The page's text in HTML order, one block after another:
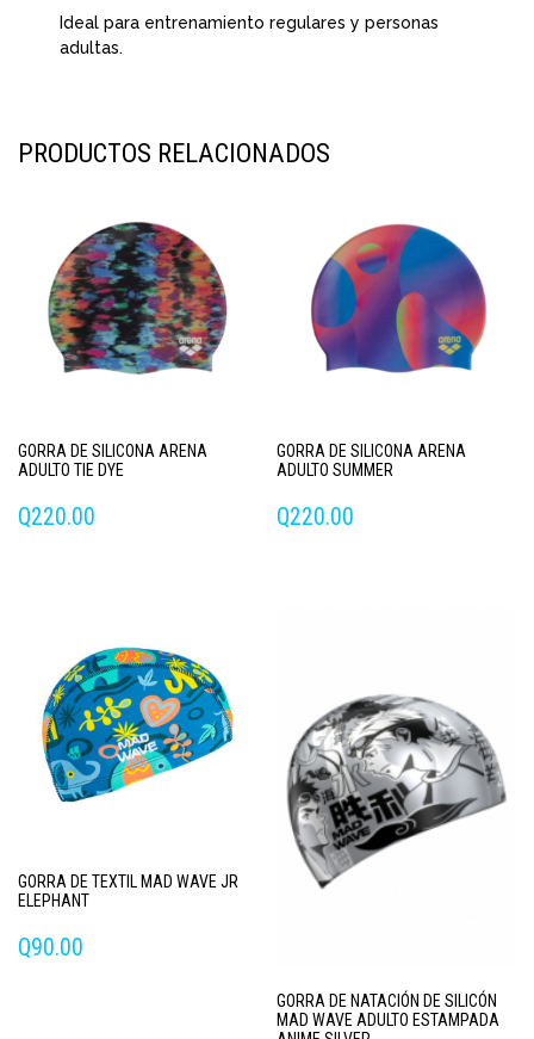
Ideal para entrenamiento regulares y personas
adultas.
PRODUCTOS RELACIONADOS
GORRA DE SILICONA ARENA
ADULTO TIE DYE
Q220.00
GORRA DE SILICONA ARENA
ADULTO SUMMER
Q220.00
GORRA DE TEXTIL MAD WAVE JR
ELEPHANT
Q90.00
GORRA DE NATACIÓN DE SILICÓN
MAD WAVE ADULTO ESTAMPADA